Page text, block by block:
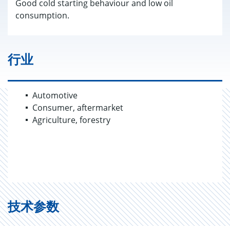
Good cold starting behaviour and low oil
consumption.
行业
Automotive
Consumer, aftermarket
Agriculture, forestry
技术参数